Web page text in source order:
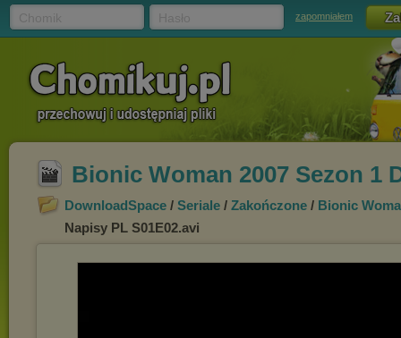
zapomniałem
Bionic Woman 2007 Sezon 1
DownloadSpace / Seriale / Zakończone / Bionic
Napisy PL S01E02.avi